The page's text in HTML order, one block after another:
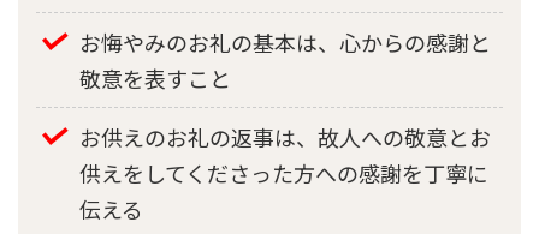
お悔やみのお礼の基本は、心からの感謝と
敬意を表すこと
お供えのお礼の返事は、故人への敬意とお
供えをしてくださった方への感謝を丁寧に
伝える